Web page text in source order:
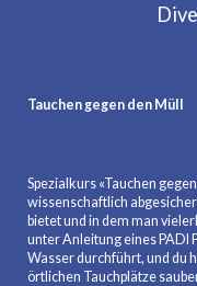
Tauchen gegen den Müll
Spezialkurs «Tauchen
wissenschaftlich
bietet und in dem man
unter Anleitung eines PADI
Wasser durchführt, und du
örtlichen Tauchplätze